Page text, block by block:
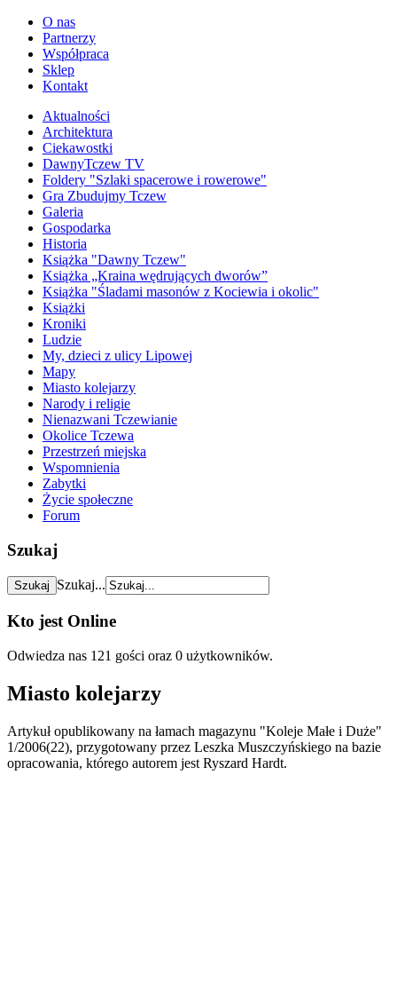
O nas
Partnerzy
Współpraca
Sklep
Kontakt
Aktualności
Architektura
Ciekawostki
DawnyTczew TV
Foldery "Szlaki spacerowe i rowerowe"
Gra Zbudujmy Tczew
Galeria
Gospodarka
Historia
Książka "Dawny Tczew"
Książka „Kraina wędrujących dworów”
Książka "Śladami masonów z Kociewia i okolic"
Książki
Kroniki
Ludzie
My, dzieci z ulicy Lipowej
Mapy
Miasto kolejarzy
Narody i religie
Nienazwani Tczewianie
Okolice Tczewa
Przestrzeń miejska
Wspomnienia
Zabytki
Życie społeczne
Forum
Szukaj
Szukaj...
Kto jest Online
Odwiedza nas 121 gości oraz 0 użytkowników.
Miasto kolejarzy
Artykuł opublikowany na łamach magazynu "Koleje Małe i Duże"
1/2006(22), przygotowany przez Leszka Muszczyńskiego na bazie
opracowania, którego autorem jest Ryszard Hardt.